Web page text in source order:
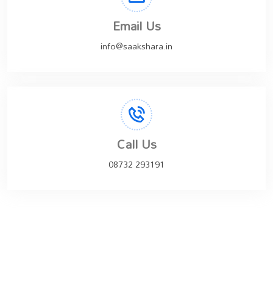
Email Us
info@saakshara.in
Call Us
08732 293191